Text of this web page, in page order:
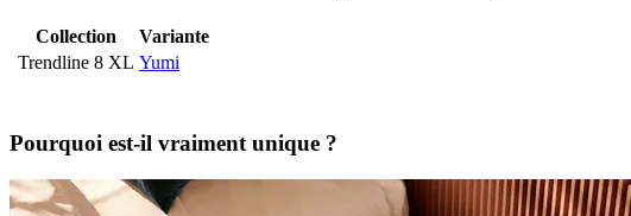
Collection
Variante
Trendline 8 XL Yumi
Pourquoi est-il vraiment unique ?